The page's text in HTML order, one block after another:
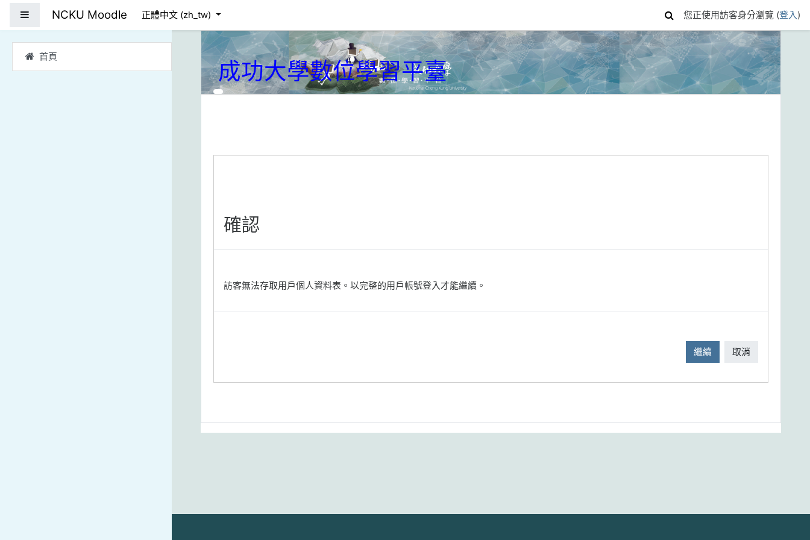
首頁
NCKU Moodle 正體中文 ‎(zh_tw)‎ 您正使用訪客身分瀏覽 (登入)
成功大學數位學習平臺
確認
訪客無法存取用戶個人資料表。以完整的用戶帳號登入才能繼續。
繼續 取消